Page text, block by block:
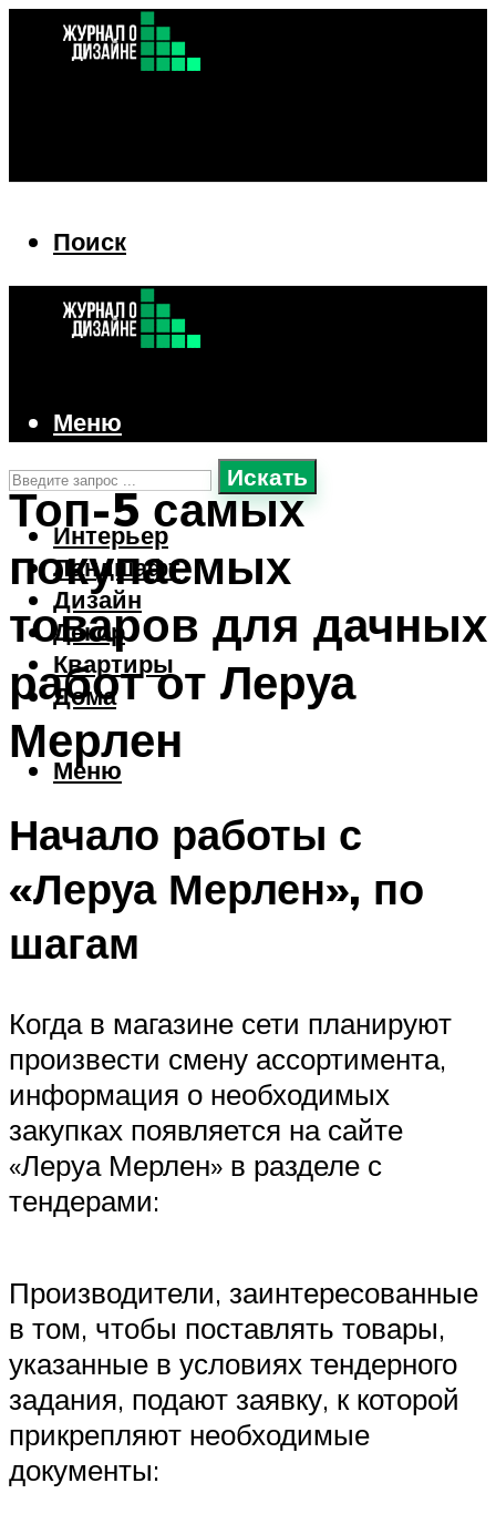
Поиск
Искать
Интерьер
Ландшафт
Дизайн
Декор
Квартиры
Дома
Меню
Меню
Топ-5 самых
покупаемых
товаров для дачных
работ от Леруа
Мерлен
Начало работы с
«Леруа Мерлен», по
шагам
Когда в магазине сети планируют
произвести смену ассортимента,
информация о необходимых
закупках появляется на сайте
«Леруа Мерлен» в разделе с
тендерами:
Производители, заинтересованные
в том, чтобы поставлять товары,
указанные в условиях тендерного
задания, подают заявку, к которой
прикрепляют необходимые
документы: